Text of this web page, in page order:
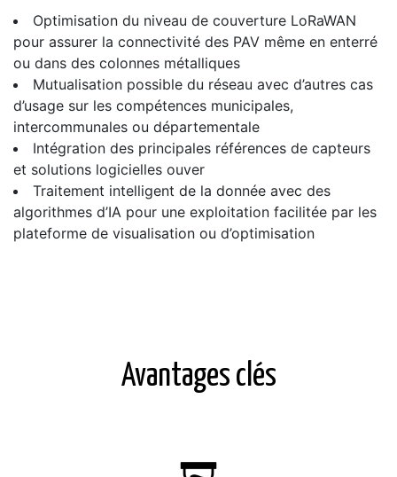
Optimisation du niveau de couverture LoRaWAN
pour assurer la connectivité des PAV même en enterré
ou dans des colonnes métalliques
Mutualisation possible du réseau avec d’autres cas
d’usage sur les compétences municipales,
intercommunales ou départementale
Intégration des principales références de capteurs
et solutions logicielles ouver
Traitement intelligent de la donnée avec des
algorithmes d’IA pour une exploitation facilitée par les
plateforme de visualisation ou d’optimisation
Avantages clés